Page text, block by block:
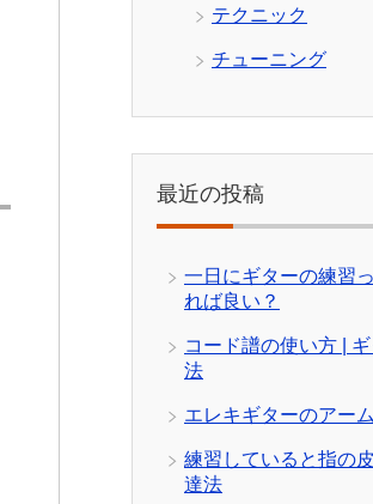
テクニック
チューニング
最近の投稿
一日にギターの練習
れば良い？
コード譜の使い方 |
法
エレキギターのアー
練習していると指の
達法